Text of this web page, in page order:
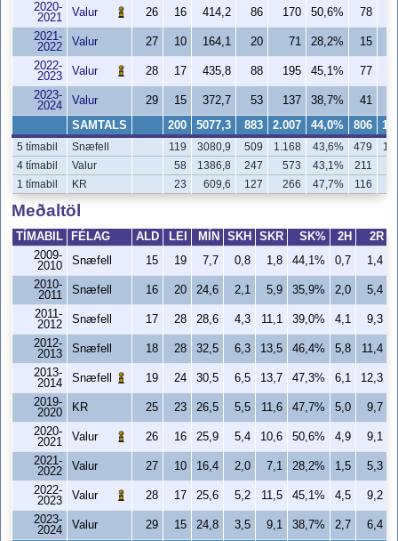
2020-
2021
Valur 26 16 414,2 86 170 50,6% 78
2021-
2022
Valur 27 10 164,1 20 71 28,2%
15
2022-
2023
Valur 28 17 435,8 88 195 45,1% 77
2023-
2024
Valur 29 15 372,7 53 137 38,7% 41
SAMTALS 200 5077,3 883 2.007 44,0% 806
5 tímabil Snæfell 119 3080,9 509 1.168 43,6% 479
4 tímabil
Valur 58 1386,8 247 573 43,1% 211
1 tímabil
KR 23 609,6 127 266 47,7% 116
Meðaltöl
TÍMABIL FÉLAG ALD LEI MÍN SKH SKR SK% 2H
2R
2009-
2010
Snæfell 15 19 7,7 0,8 1,8 44,1% 0,7 1,4
2010-
2011
Snæfell 16 20 24,6 2,1 5,9 35,9% 2,0 5,4
2011-
2012
Snæfell 17 28 28,6 4,3 11,1 39,0% 4,1 9,3
2012-
2013
Snæfell 18 28 32,5 6,3 13,5 46,4% 5,8 11,4
2013-
2014
Snæfell 19 24 30,5 6,5 13,7 47,3% 6,1 12,3
2019-
2020
KR 25 23 26,5 5,5 11,6 47,7% 5,0 9,7
2020-
2021
Valur 26 16 25,9 5,4 10,6 50,6% 4,9 9,1
2021-
2022
Valur 27 10 16,4 2,0 7,1 28,2% 1,5 5,3
2022-
2023
Valur 28 17 25,6 5,2 11,5 45,1% 4,5 9,2
2023-
2024
Valur 29 15 24,8 3,5 9,1 38,7% 2,7 6,4